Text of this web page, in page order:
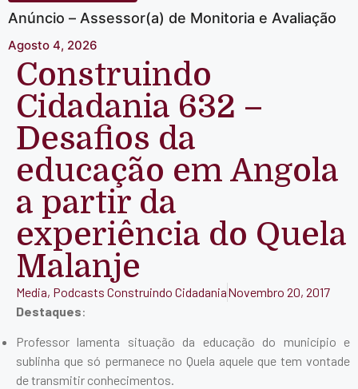
Anúncio – Assessor(a) de Monitoria e Avaliação
Agosto 4, 2026
Construindo
Cidadania 632 –
Desafios da
educação em Angola
a partir da
experiência do Quela
Malanje
Media, Podcasts Construindo CidadaniaNovembro 20, 2017
Destaques:
Professor lamenta situação da educação do município e
sublinha que só permanece no Quela aquele que tem vontade
de transmitir conhecimentos.